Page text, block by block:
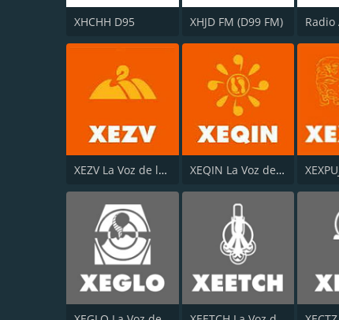
XHCHH D95 XHJD FM (D99 FM)
XEZV La Voz de la Montaña XEQIN La Voz del Valle